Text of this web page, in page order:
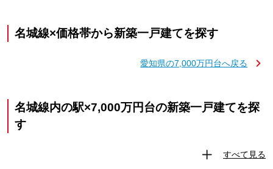
名城線×価格帯から新築一戸建てを探す
愛知県の7,000万円台へ戻る
名城線内の駅×7,000万円台の新築一戸建てを探
す
すべて見る